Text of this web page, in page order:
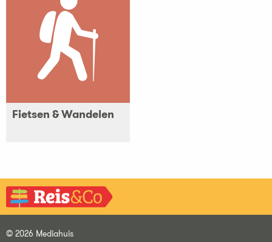
Fietsen & Wandelen
© 2026 Mediahuis